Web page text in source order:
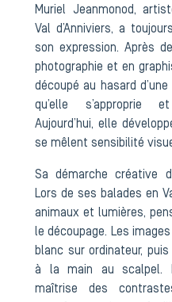
Muriel Jeanmonod,
Val d’Anniviers, a
son expression. Après
photographie et en
découpé au hasard
qu’elle s’approprie
Aujourd’hui, elle
se mêlent sensibilité
Sa démarche créative
Lors de ses balades en
animaux et lumières,
le découpage. Les
blanc sur ordinateur,
à la main au scalpel.
maîtrise des